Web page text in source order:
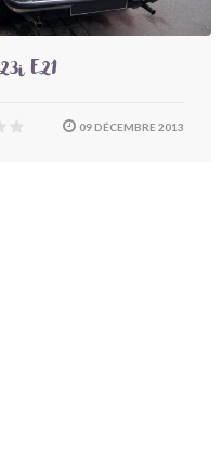
E21
09 DÉCEMBRE 2013